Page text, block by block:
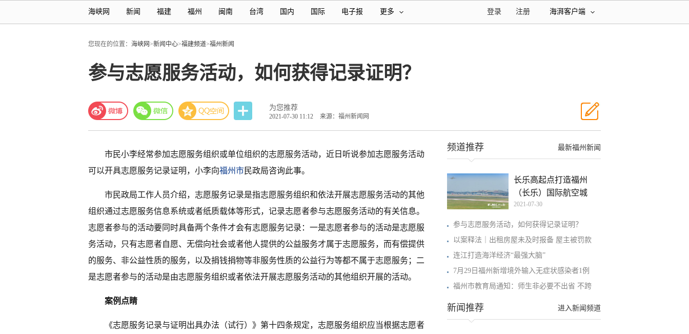
海峡网 新闻 福建 福州 闽南 台湾 国内 国际 电子报 更多 海湃客户端
注册
登录
您现在的位置： 海峡网>新闻中心>福建频道>福州新闻
参与志愿服务活动，如何获得记录证明？
为您推荐
2021-07-30 11:12 来源：福州新闻网
市民小李经常参加志愿服务组织或单位组织的志愿服务活动，近日听说参加志愿服务活动
可以开具志愿服务记录证明，小李向福州市民政局咨询此事。
市民政局工作人员介绍，志愿服务记录是指志愿服务组织和依法开展志愿服务活动的其他
组织通过志愿服务信息系统或者纸质载体等形式，记录志愿者参与志愿服务活动的有关信息。
志愿者参与的活动要同时具备两个条件才会有志愿服务记录：一是志愿者参与的活动是志愿服
务活动，只有志愿者自愿、无偿向社会或者他人提供的公益服务才属于志愿服务，而有偿提供
的服务、非公益性质的服务，以及捐钱捐物等非服务性质的公益行为等都不属于志愿服务；二
是志愿者参与的活动是由志愿服务组织或者依法开展志愿服务活动的其他组织开展的活动。
案例点睛
《志愿服务记录与证明出具办法（试行）》第十四条规定，志愿服务组织应当根据志愿者
最新福州新闻
频道推荐
长乐高起点打造福州
（长乐）国际航空城
2021-07-30
参与志愿服务活动，如何获得记录证明？
以案释法｜出租房屋未及时报备 屋主被罚款
连江打造海洋经济“最强大脑”
7月29日福州新增境外输入无症状感染者1例
福州市教育局通知：师生非必要不出省 不跨
进入新闻频道
新闻推荐